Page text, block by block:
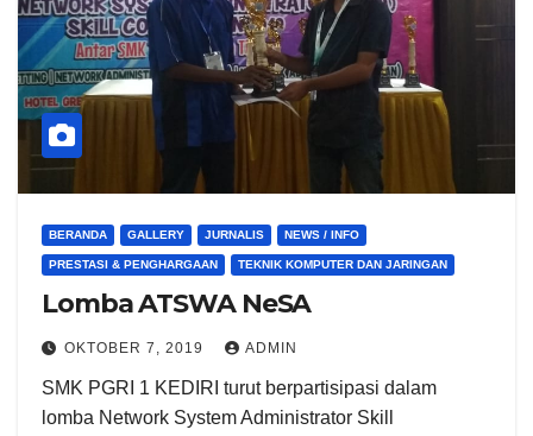
BERANDA GALLERY JURNALIS NEWS / INFO
PRESTASI & PENGHARGAAN TEKNIK KOMPUTER DAN JARINGAN
Lomba ATSWA NeSA
OKTOBER 7, 2019 ADMIN
SMK PGRI 1 KEDIRI turut berpartisipasi dalam
lomba Network System Administrator Skill